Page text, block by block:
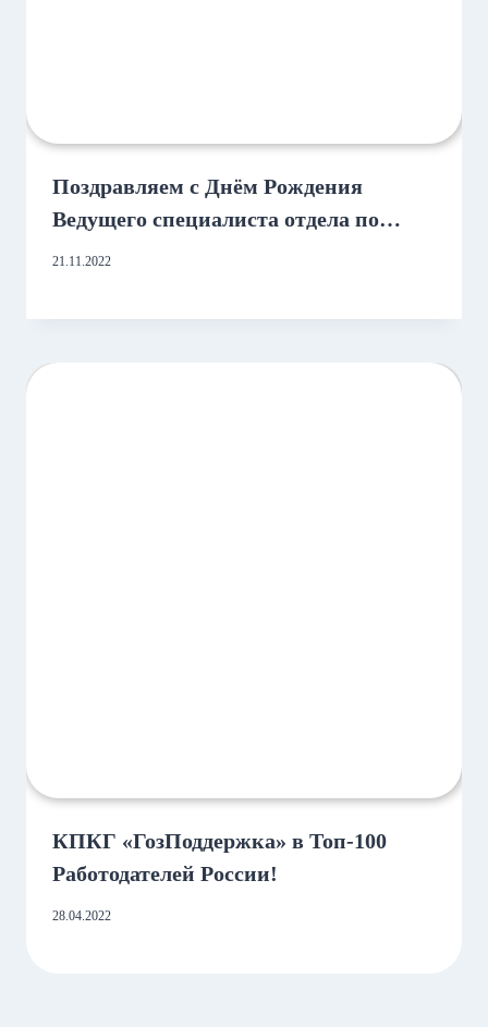
Поздравляем с Днём Рождения
Ведущего специалиста отдела по
работе с клиентами г. Набережные
21.11.2022
КПКГ «ГозПоддержка» в Топ-100
Работодателей России!
28.04.2022